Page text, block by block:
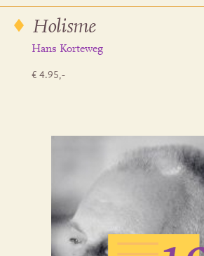
Holisme
Hans Korteweg
€ 4.95,-